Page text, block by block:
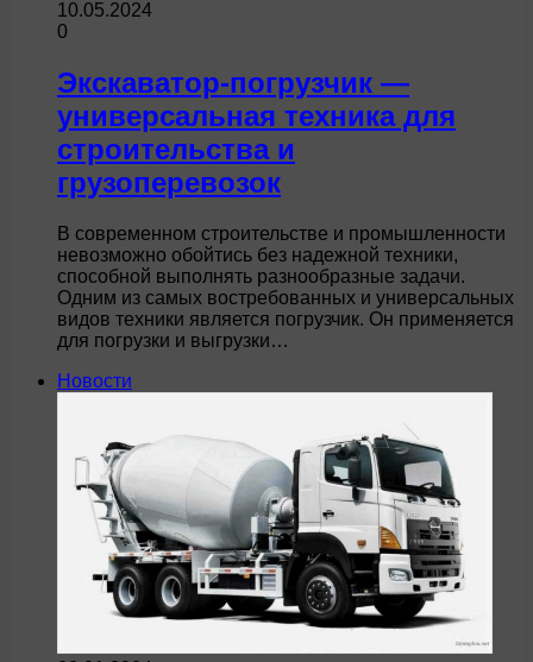
10.05.2024
0
Экскаватор-погрузчик —
универсальная техника для
строительства и
грузоперевозок
В современном строительстве и промышленности
невозможно обойтись без надежной техники,
способной выполнять разнообразные задачи.
Одним из самых востребованных и универсальных
видов техники является погрузчик. Он применяется
для погрузки и выгрузки…
Новости